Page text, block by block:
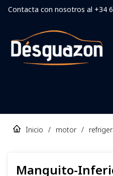
Contacta con nosotros al +34
Inicio / motor /
Manguito-